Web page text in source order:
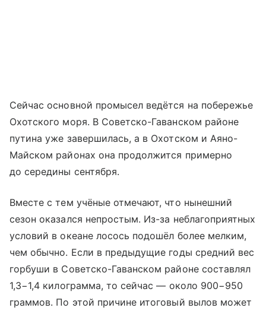
Сейчас основной промысел ведётся на побережье
Охотского моря. В Советско-Гаванском районе
путина уже завершилась, а в Охотском и Аяно-
Майском районах она продолжится примерно
до середины сентября.
Вместе с тем учёные отмечают, что нынешний
сезон оказался непростым. Из-за неблагоприятных
условий в океане лосось подошёл более мелким,
чем обычно. Если в предыдущие годы средний вес
горбуши в Советско-Гаванском районе составлял
1,3−1,4 килограмма, то сейчас — около 900−950
граммов. По этой причине итоговый вылов может